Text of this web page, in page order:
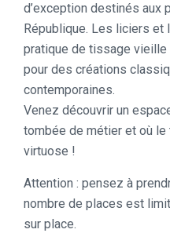
d’exception destinés aux
République. Les liciers et
pratique de tissage
pour des créations
contemporaines.
Venez découvrir un
tombée de métier et où
virtuose !
Attention : pensez à
nombre de places est
sur place.